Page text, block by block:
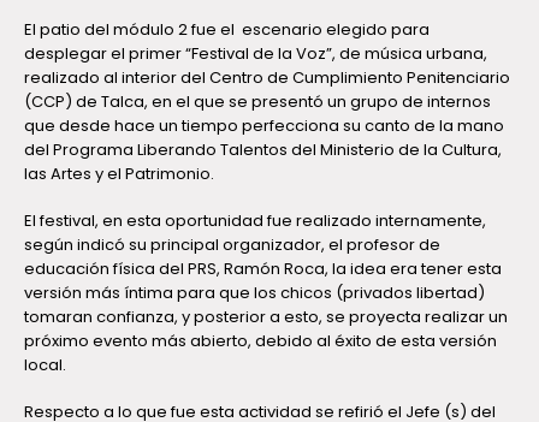
El patio del módulo 2 fue el escenario elegido para
desplegar el primer “Festival de la Voz”, de música urbana,
realizado al interior del Centro de Cumplimiento Penitenciario
(CCP) de Talca, en el que se presentó un grupo de internos
que desde hace un tiempo perfecciona su canto de la mano
del Programa Liberando Talentos del Ministerio de la Cultura,
las Artes y el Patrimonio.
El festival, en esta oportunidad fue realizado internamente,
según indicó su principal organizador, el profesor de
educación física del PRS, Ramón Roca, la idea era tener esta
versión más íntima para que los chicos (privados libertad)
tomaran confianza, y posterior a esto, se proyecta realizar un
próximo evento más abierto, debido al éxito de esta versión
local.
Respecto a lo que fue esta actividad se refirió el Jefe (s) del